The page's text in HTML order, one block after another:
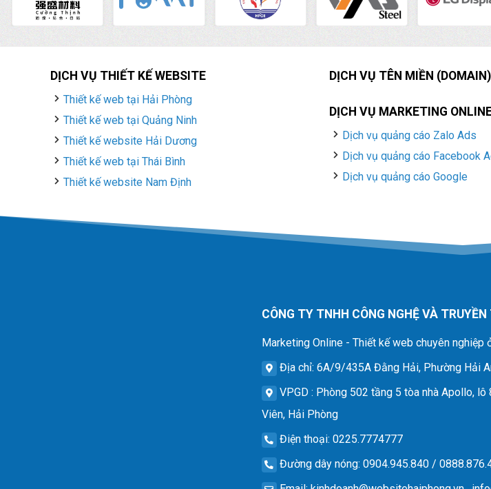
DỊCH VỤ THIẾT KẾ WEBSITE
Thiết kế web tại Hải Phòng
Thiết kế web tại Quảng Ninh
Thiết kế website Hải Dương
Thiết kế web tại Thái Bình
Thiết kế website Nam Định
DỊCH VỤ TÊN MIỀN (DOMAIN)
DỊCH VỤ MARKETING
Dịch vụ quảng cáo Zalo Ads
Dịch vụ quảng cáo Facebook
Dịch vụ quảng cáo Google
CÔNG TY TNHH CÔNG NGHỆ VÀ TRUYỀN
Marketing Online - Thiết kế web chuyên nghiệp
Địa chỉ: 6A/9/435A Đằng Hải, Phường Hải
VPGD : Phòng 502 tầng 5 tòa nhà Apollo,
Viên, Hải Phòng
Điện thoại: 0225.7774777
Đường dây nóng: 0904.945.840 /